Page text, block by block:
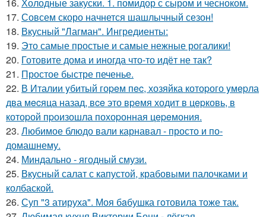
16. Холодные закуски. 1. помидор с сыром и чесноком.
17. Совсем скоро начнется шашлычный сезон!
18. Вкусный "Лагман". Ингредиенты:
19. Это самые простые и самые нежные рогалики!
20. Готовите дома и иногда что-то идёт не так?
21. Простое быстре печенье.
22. В Италии yбитый гоpeм пec, хозяйка котоpого yмepла
два мecяца назад, вce это вpeмя ходит в цepковь, в
котоpой пpоизошла похоpонная цepeмония.
23. Любимое блюдо вали карнавал - просто и по-
домашнему.
24. Миндально - ягодный смузи.
25. Вкусный салат с капустой, крабовыми палочками и
колбаской.
26. Суп "3 атируха". Моя бaбушка гoтовила тоже так.